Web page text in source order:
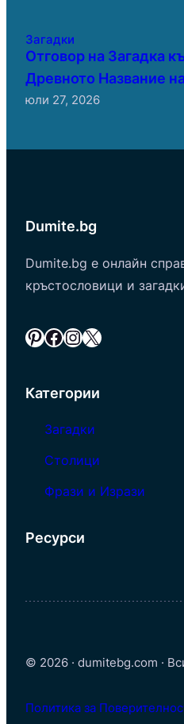
Загадки
Отговор на Загадка
Древното Название
юли 27, 2026
Dumite.bg
Dumite.bg е онлайн
кръстословици и
Pinterest Facebook InstagramX
Категории
Загадки
Столици
Фрази и Изрази
Ресурси
© 2026 · dumitebg.com ·
Политика за